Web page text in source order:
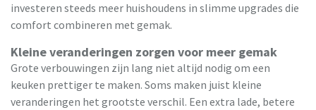
investeren steeds meer huishoudens in slimme upgrades die
comfort combineren met gemak.
Kleine veranderingen zorgen voor meer gemak
Grote verbouwingen zijn lang niet altijd nodig om een
keuken prettiger te maken. Soms maken juist kleine
veranderingen het grootste verschil. Een extra lade, betere